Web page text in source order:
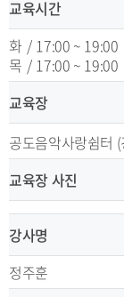
교육시간
화 / 17:00 ~ 19:00
목 / 17:00 ~ 19:00
교육장
공도음악사랑쉼터
교육장 사진
강사명
정주훈